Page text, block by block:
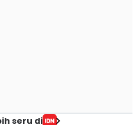
seru di